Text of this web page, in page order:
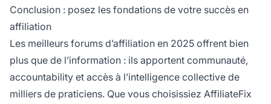
Conclusion : posez les fondations de votre succès en
affiliation
Les meilleurs forums d’affiliation en 2025 offrent bien
plus que de l’information : ils apportent communauté,
accountability et accès à l’intelligence collective de
milliers de praticiens. Que vous choisissiez AffiliateFix